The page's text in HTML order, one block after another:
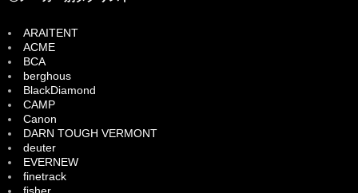
ARAITENT
ACME
BCA
berghous
BlackDiamond
CAMP
Canon
DARN TOUGH VERMONT
deuter
EVERNEW
finetrack